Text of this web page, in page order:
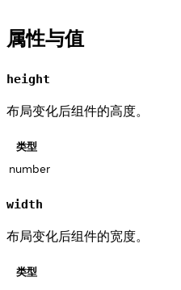
属性与值
height
布局变化后组件的高度。
类型
number
width
布局变化后组件的宽度。
类型